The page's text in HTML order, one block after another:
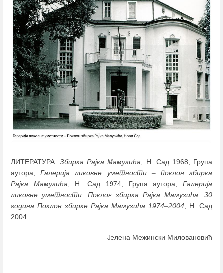
ЛИТЕРАТУРА:Збирка Рајка Мамузића , Н. Сад 1968; Група
аутора,Галерија ликовне уметности –поклон збирка
Рајка Мамузића , Н. Сад 1974; Група аутора,Галерија
ликовне уметности. Поклон збирка Рајка Мамузића: 30
година Поклон збирке Рајка Мамузића 1974–2004, Н. Сад
2004.
Јелена Межински Миловановић